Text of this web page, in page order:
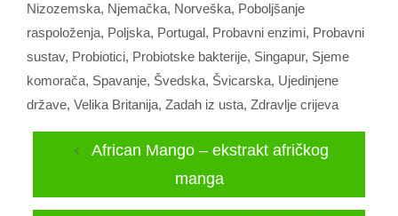
Nizozemska, Njemačka, Norveška, Poboljšanje
raspoloženja, Poljska, Portugal, Probavni enzimi, Probavni
sustav, Probiotici, Probiotske bakterije, Singapur, Sjeme
komorača, Spavanje, Švedska, Švicarska, Ujedinjene
države, Velika Britanija, Zadah iz usta, Zdravlje crijeva
African Mango – ekstrakt afričkog
manga